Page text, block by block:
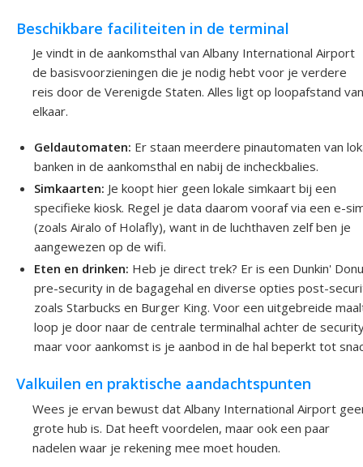
Beschikbare faciliteiten in de terminal
Je vindt in de aankomsthal van Albany International Airport
de basisvoorzieningen die je nodig hebt voor je verdere
reis door de Verenigde Staten. Alles ligt op loopafstand van
elkaar.
Geldautomaten: Er staan meerdere pinautomaten van
banken in de aankomsthal en nabij de incheckbalies.
Simkaarten: Je koopt hier geen lokale simkaart bij een
specifieke kiosk. Regel je data daarom vooraf via een e-
(zoals Airalo of Holafly), want in de luchthaven zelf ben je
aangewezen op de wifi.
Eten en drinken: Heb je direct trek? Er is een Dunkin'
pre-security in de bagagehal en diverse opties post-
zoals Starbucks en Burger King. Voor een uitgebreide
loop je door naar de centrale terminalhal achter de
maar voor aankomst is je aanbod in de hal beperkt tot
Valkuilen en praktische aandachtspunten
Wees je ervan bewust dat Albany International Airport
grote hub is. Dat heeft voordelen, maar ook een paar
nadelen waar je rekening mee moet houden.